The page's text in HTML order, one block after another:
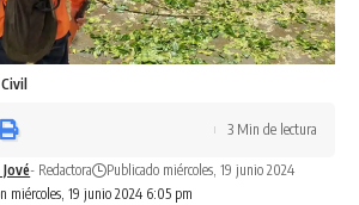
miércoles, 19 junio 2024 6:05 pm
- Redactora Publicado miércoles, 19 junio 2024
3 Min de lectura